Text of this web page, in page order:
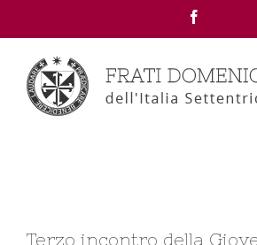
Larger
Terzo incontro della